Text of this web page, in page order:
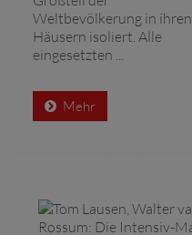
Weltbevölkerung in ihren
Häusern isoliert. Alle
eingesetzten ...
Mehr